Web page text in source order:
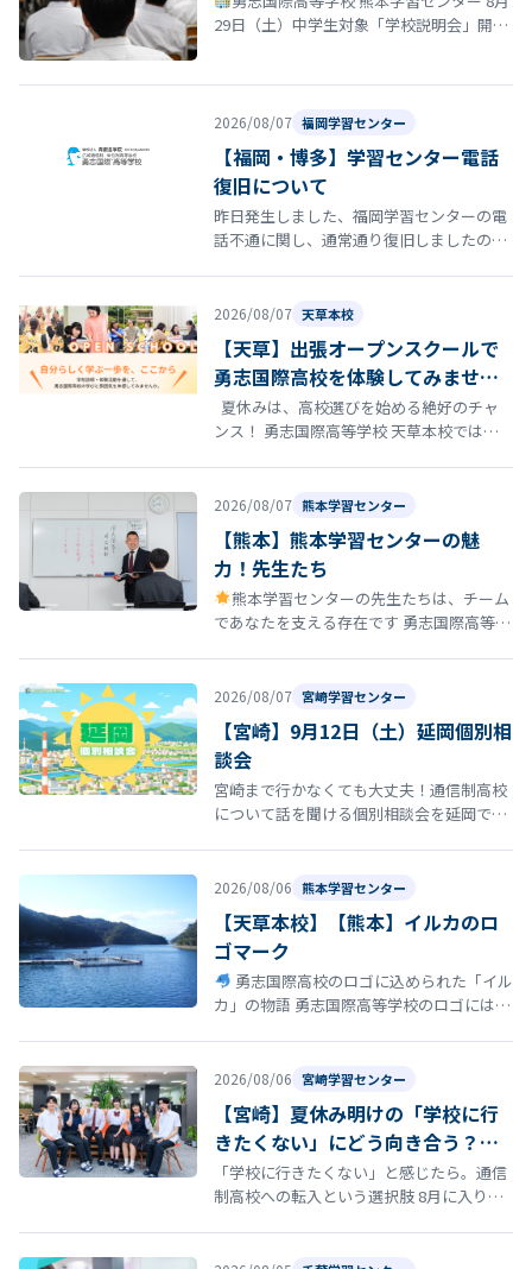
29日（土）中学生対象「学校説明会」開催
2026/08/07 福岡学習センター
【福岡・博多】学習センター電話
復旧について
昨日発生しました、福岡学習センターの電
話不通に関し、通常通り復旧しましたので
2026/08/07 天草本校
【天草】出張オープンスクールで
勇志国際高校を体験してみません
か？
夏休みは、高校選びを始める絶好のチャ
ンス！ 勇志国際高等学校 天草本校では、8
2026/08/07 熊本学習センター
【熊本】熊本学習センターの魅
力！先生たち
熊本学習センターの先生たちは、チーム
であなたを支える存在です 勇志国際高等学
2026/08/07 宮崎学習センター
【宮崎】9月12日（土）延岡個別相
談会
宮崎まで行かなくても大丈夫！通信制高校
について話を聞ける個別相談会を延岡で開
2026/08/06 熊本学習センター
【天草本校】【熊本】イルカのロ
ゴマーク
勇志国際高校のロゴに込められた「イル
カ」の物語 勇志国際高等学校のロゴには、
2026/08/06 宮崎学習センター
【宮崎】夏休み明けの「学校に行
きたくない」にどう向き合う？通
信制高校という選択肢
「学校に行きたくない」と感じたら。通信
制高校への転入という選択肢 8月に入り、